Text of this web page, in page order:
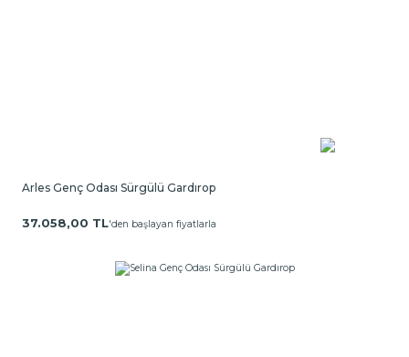
Arles Genç Odası Sürgülü Gardırop
37.058,00 TL'den başlayan fiyatlarla